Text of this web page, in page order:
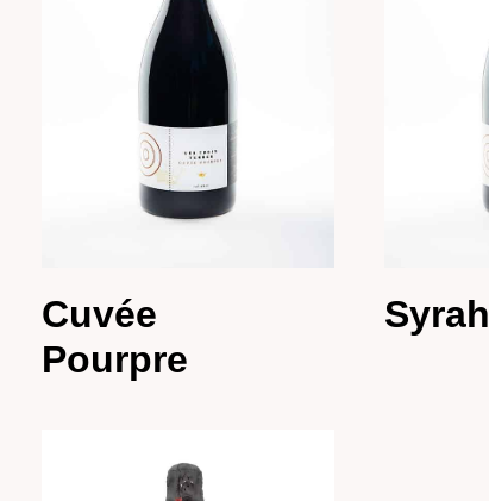
Cuvée
Pourpre
Syrah